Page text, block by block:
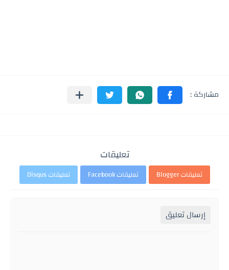
تعليقات
تعليقات Blogger تعليقات Facebook تعليقات Disqus
إرسال تعليق